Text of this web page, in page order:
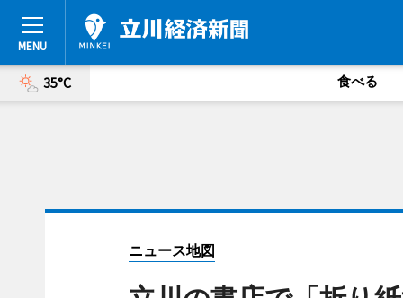
35°C 食べる
ニュース地図